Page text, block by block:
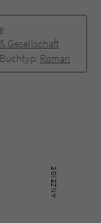
Gesellschaft
Buchtyp: Roman